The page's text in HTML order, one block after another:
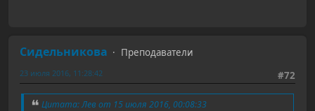
Сидельникова
Преподаватели
#72
23 июля 2016, 11:28:42
Цитата: Лев от 15 июля 2016, 00:08:33